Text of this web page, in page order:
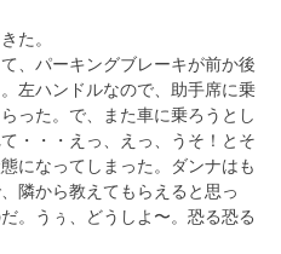
た。
、パーキングブレーキが前か後
左ハンドルなので、助手席に乗
った。で、また車に乗ろうとし
・・・ えっ、えっ、うそ！とそ
になってしまった。ダンナはも
隣から教えてもらえると思っ
。うぅ、どうしよ〜。恐る恐る